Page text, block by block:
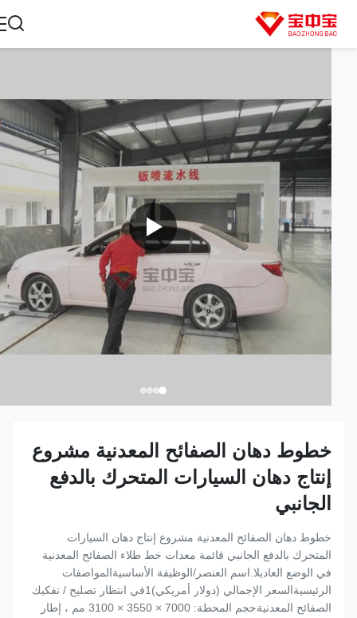
خطوط دهان الصفائح المعدنية مشروع
إنتاج دهان السيارات المتحرك بالدفع
الجانبي
خطوط دهان الصفائح المعدنية مشروع إنتاج دهان السيارات
المتحرك بالدفع الجانبي قائمة معدات خط طلاء الصفائح المعدنية
في الوضع العاديلا.اسم العنصر/الوظيفة الأساسيةالمواصفات
الرئيسيةالسعر الإجمالي (دولار أمريكي)1في انتظار تصليح / تفكيك
الصفائح المعدنيةحجم المحطة: 7000 × 3550 × 3100 مم ، إطار